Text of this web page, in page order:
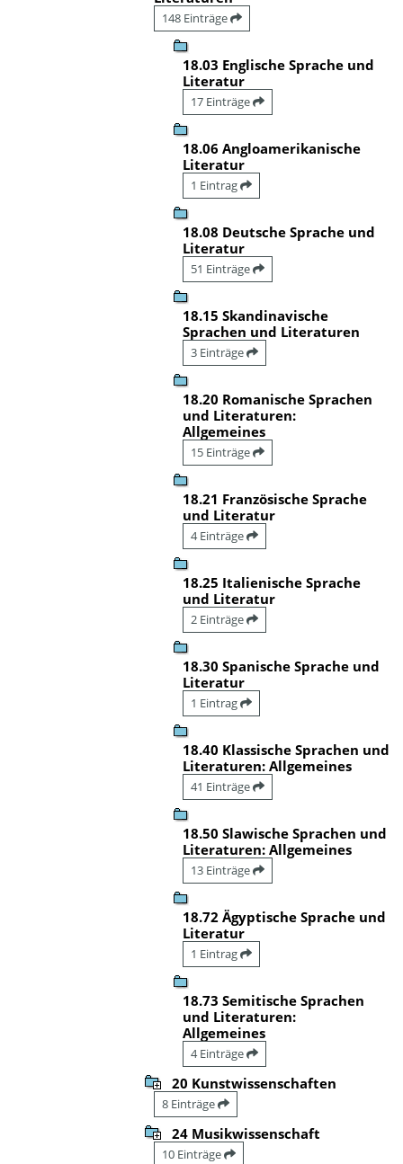
148 Einträge
18.03 Englische Sprache und
Literatur
17 Einträge
18.06 Angloamerikanische
Literatur
1 Eintrag
18.08 Deutsche Sprache und
Literatur
51 Einträge
18.15 Skandinavische
Sprachen und Literaturen
3 Einträge
18.20 Romanische Sprachen
und Literaturen:
Allgemeines
15 Einträge
18.21 Französische Sprache
und Literatur
4 Einträge
18.25 Italienische Sprache
und Literatur
2 Einträge
18.30 Spanische Sprache und
Literatur
1 Eintrag
18.40 Klassische Sprachen und
Literaturen: Allgemeines
41 Einträge
18.50 Slawische Sprachen und
Literaturen: Allgemeines
13 Einträge
18.72 Ägyptische Sprache und
Literatur
1 Eintrag
18.73 Semitische Sprachen
und Literaturen:
Allgemeines
4 Einträge
20 Kunstwissenschaften
8 Einträge
24 Musikwissenschaft
10 Einträge